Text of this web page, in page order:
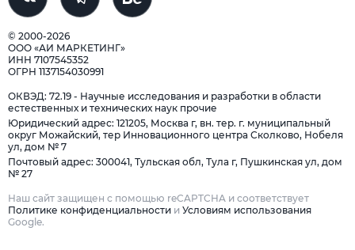
© 2000-2026
ООО «АИ МАРКЕТИНГ»
ИНН 7107545352
ОГРН 1137154030991
ОКВЭД: 72.19 - Научные исследования и разработки в области
естественных и технических наук прочие
Юридический адрес: 121205, Москва г, вн. тер. г. муниципальный
округ Можайский, тер Инновационного центра Сколково, Нобеля
ул, дом № 7
Почтовый адрес: 300041, Тульская обл, Тула г, Пушкинская ул, дом
№ 27
Наш сайт защищен с помощью reCAPTCHA и соответствует
Политике конфиденциальности и Условиям использования
Google.